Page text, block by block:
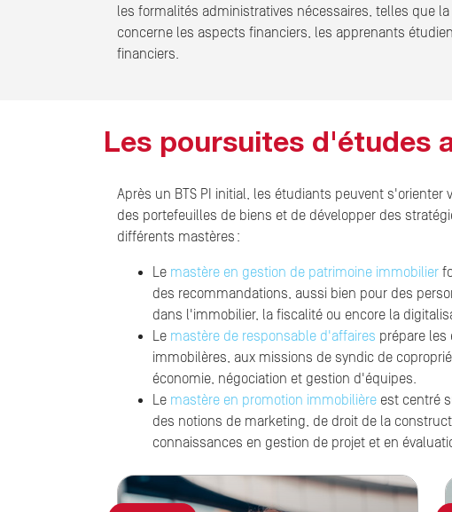
les formalités administratives nécessaires, telles que
concerne les aspects financiers, les apprenants
financiers.
Les poursuites d'études
Après un BTS PI initial, les étudiants peuvent s'orienter
des portefeuilles de biens et de développer des
différents mastères :
Le mastère en gestion de patrimoine immobilier
des recommandations, aussi bien pour des
dans l'immobilier, la fiscalité ou encore la
Le mastère de responsable d'affaires prépare les
immobilères, aux missions de syndic de
économie, négociation et gestion d'équipes.
Le mastère en promotion immobilière est centré
des notions de marketing, de droit de la
connaissances en gestion de projet et en